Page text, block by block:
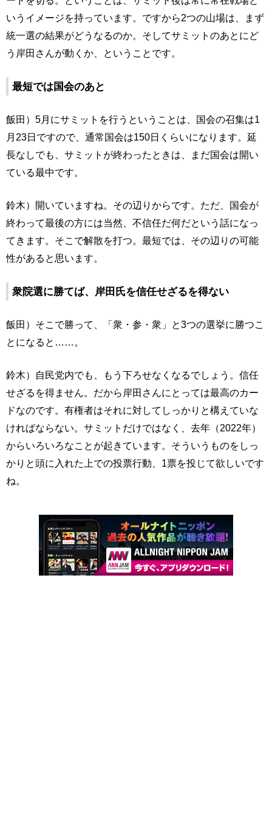
いうイメージを持っています。ですから2つの山場は、まず
統一選の結果がどうなるのか。そしてサミットのあとにど
う岸田さんが動くか、ということです。
最短では国会のあと
飯田）5月にサミットを行うということは、国会の召集は1
月23日ですので、通常国会は150日くらいになります。延
長なしでも、サミットが終わったときは、まだ国会は開い
ている最中です。
鈴木）開いていますね。その辺りからです。ただ、国会が
終わって最後の方には当然、不信任だ何だという話になっ
てきます。そこで解散を打つ。最短では、その辺りの可能
性があると思います。
衆院選に勝てば、岸田氏を信任せざるを得ない
飯田）そこで勝って、「衆・参・衆」と3つの選挙に勝つこ
とになると……。
鈴木）自民党内でも、もう下ろせなくなるでしょう。信任
せざるを得ません。だから岸田さんにとっては最高のカー
ドなのです。有権者はそれに対してしっかりと構えていな
ければならない。サミットだけではなく、去年（2022年）
からいろいろなことが起きています。そういうものをしっ
かりと頭に入れた上での投票行動、1票を投じて欲しいです
ね。